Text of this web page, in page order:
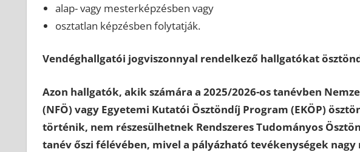
alap- vagy mesterképzésben vagy
osztatlan képzésben folytatják.
Vendéghallgatói jogviszonnyal rendelkező hallgatókat
Azon hallgatók, akik számára a 2025/2026-os tanévben
(NFÖ) vagy Egyetemi Kutatói Ösztöndíj Program (EKÖP)
történik, nem részesülhetnek Rendszeres Tudományos
tanév őszi félévében, mivel a pályázható tevékenységek